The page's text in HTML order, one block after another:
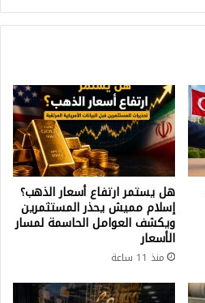
هل يستمر ارتفاع أسعار الذهب؟
إسلام مميش يحذر المستثمرين
ويكشف العوامل الحاسمة لمسار
الأسعار
منذ 11 ساعة